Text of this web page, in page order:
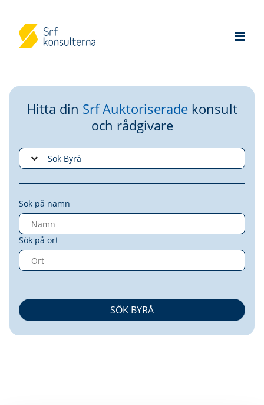
Hitta din Srf Auktoriserade konsult
och rådgivare
Sök på namn
Sök på ort